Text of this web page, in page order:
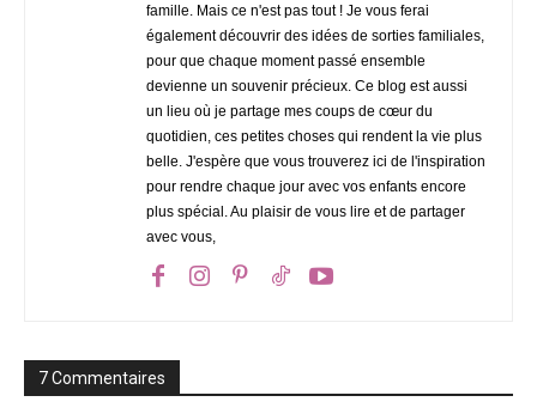
famille. Mais ce n'est pas tout ! Je vous ferai
également découvrir des idées de sorties familiales,
pour que chaque moment passé ensemble
devienne un souvenir précieux. Ce blog est aussi
un lieu où je partage mes coups de cœur du
quotidien, ces petites choses qui rendent la vie plus
belle. J'espère que vous trouverez ici de l'inspiration
pour rendre chaque jour avec vos enfants encore
plus spécial. Au plaisir de vous lire et de partager
avec vous,
7 Commentaires